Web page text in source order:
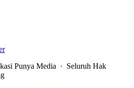
Punya Media · Seluruh Hak